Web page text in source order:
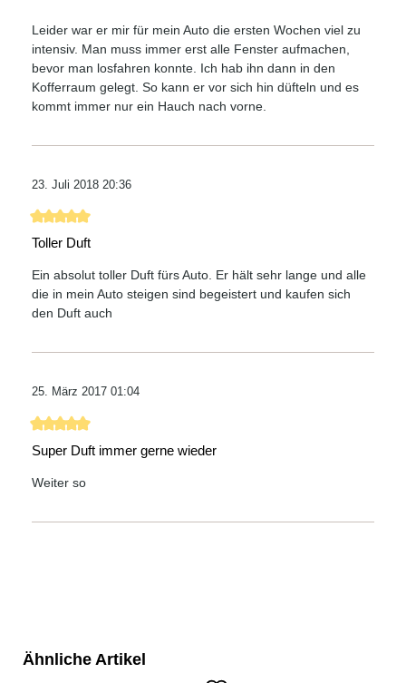
Leider war er mir für mein Auto die ersten Wochen viel zu
intensiv. Man muss immer erst alle Fenster aufmachen,
bevor man losfahren konnte. Ich hab ihn dann in den
Kofferraum gelegt. So kann er vor sich hin düfteln und es
kommt immer nur ein Hauch nach vorne.
23. Juli 2018 20:36
Bewertung mit 5 von 5 Sternen
Toller Duft
Ein absolut toller Duft fürs Auto. Er hält sehr lange und alle
die in mein Auto steigen sind begeistert und kaufen sich
den Duft auch
25. März 2017 01:04
Bewertung mit 5 von 5 Sternen
Super Duft immer gerne wieder
Weiter so
Ähnliche Artikel